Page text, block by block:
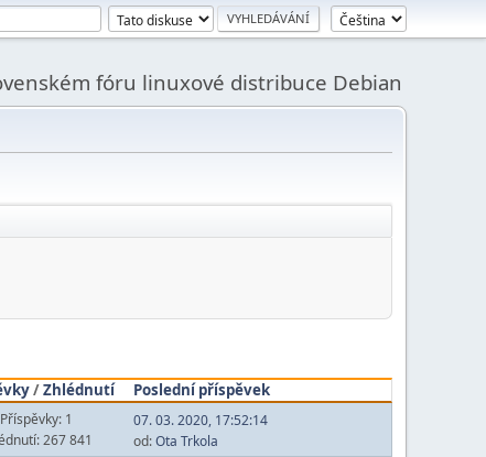
fóru linuxové distribuce Debian
/Zhlédnutí
Poslední příspěvek
Příspěvky: 1
267 841
07. 03. 2020, 17:52:14
od:Ota Trkola